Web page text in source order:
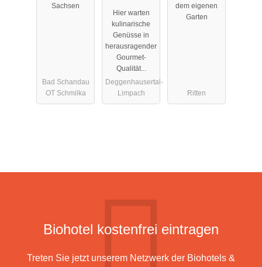
Sachsen
Bad Schandau
OT Schmilka
Hier warten
kulinarische
Genüsse in
herausragender
Gourmet-
Qualität...
Deggenhausertal-
Limpach
dem eigenen
Garten
Ritten
Biohotel kostenfrei eintragen
Treten Sie jetzt unserem Netzwerk der Biohotels &